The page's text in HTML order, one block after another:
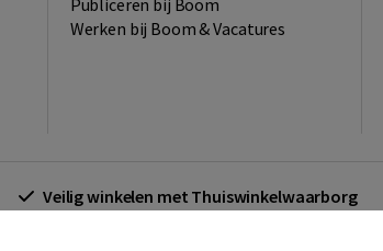
Publiceren bij Boom
Werken bij Boom & Vacatures
Veilig winkelen met Thuiswinkelwaarborg